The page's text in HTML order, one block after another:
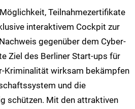
Teilnahmezertifikate
interaktivem Cockpit zur
gegenüber dem Cyber-
Ziel des Berliner Start-ups für
Kriminalität wirksam bekämpfen
und die
schützen. Mit den attraktiven